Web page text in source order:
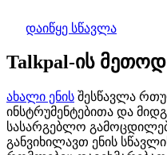
დაიწყე სწავლა
Talkpal-ის
ახალი ენის შესწავლა
ინსტრუმენტებითა და
სასარგებლო
განვიხილავთ ენის